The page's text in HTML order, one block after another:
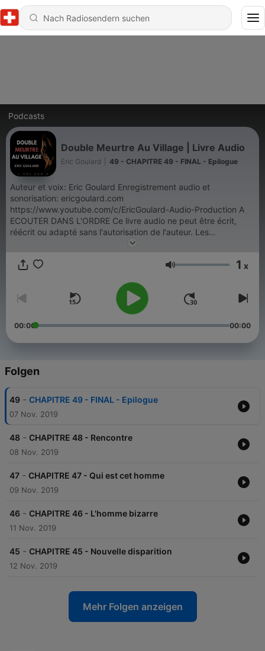
Podcasts
Double Meurtre Au Village | Livre Audio
Eric Goulard 49 - CHAPITRE 49 - FINAL - Epilogue
Auteur et voix: Eric Goulard Enregistrement audio et
sonorisation: ericgoulard.com
https://www.youtube.com/c/EricGoulard-Audio-Production A
ECOUTER DANS L'ORDRE Ce livre audio ne peut être écrit,
réécrit ou adapté sans l'autorisation de l'auteur. Les
personnages et les situations de ce récit étant purement fictifs,
existantes ou ayant existé ne saurait être que fortuite.
Lautstärke 1 x
00:00 00:00
Folgen
49 - CHAPITRE 49 - FINAL - Epilogue
07 Nov. 2019
48 - CHAPITRE 48 - Rencontre
08 Nov. 2019
47 - CHAPITRE 47 - Qui est cet homme
09 Nov. 2019
46 - CHAPITRE 46 - L'homme bizarre
11 Nov. 2019
45 - CHAPITRE 45 - Nouvelle disparition
12 Nov. 2019
Mehr Folgen anzeigen